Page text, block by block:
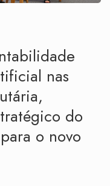
nas
do
o novo